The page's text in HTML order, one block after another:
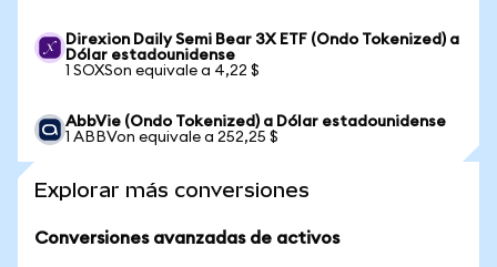
Direxion Daily Semi Bear 3X ETF (Ondo Tokenized) a
Dólar estadounidense
1 SOXSon equivale a 4,22 $
AbbVie (Ondo Tokenized) a Dólar estadounidense
1 ABBVon equivale a 252,25 $
Explorar más conversiones
Conversiones avanzadas de activos